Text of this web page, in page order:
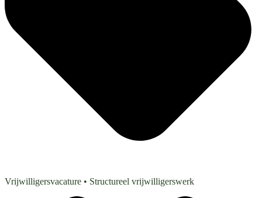
Vrijwilligersvacature • Structureel vrijwilligerswerk